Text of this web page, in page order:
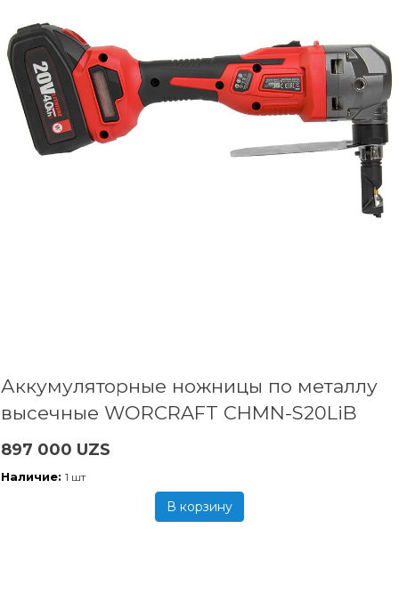
Аккумуляторные ножницы по металлу
высечные WORCRAFT CHMN-S20LiB
897 000 UZS
Наличие: 1 шт
В корзину